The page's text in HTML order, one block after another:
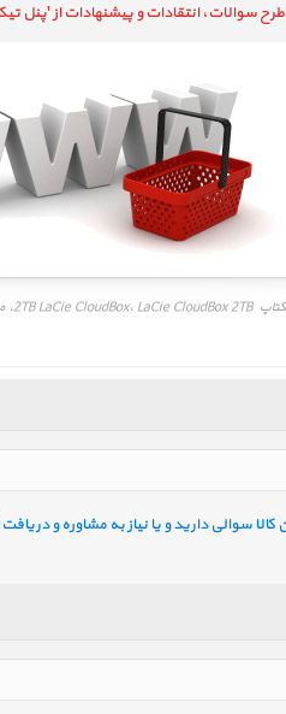
سوالات، انتقادات و پیشنهادات از 'پنل
سوالی دارید و یا نیاز به مشاوره و